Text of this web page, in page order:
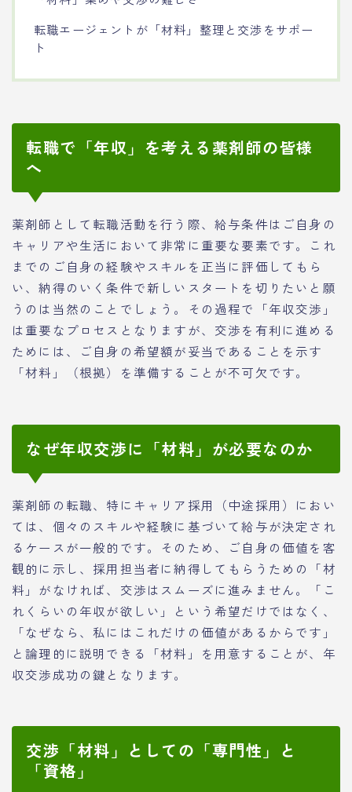
転職エージェントが「材料」整理と交渉をサポー
ト
転職で「年収」を考える薬剤師の皆様
へ
薬剤師として転職活動を行う際、給与条件はご自身の
キャリアや生活において非常に重要な要素です。これ
までのご自身の経験やスキルを正当に評価してもら
い、納得のいく条件で新しいスタートを切りたいと願
うのは当然のことでしょう。その過程で「年収交渉」
は重要なプロセスとなりますが、交渉を有利に進める
ためには、ご自身の希望額が妥当であることを示す
「材料」（根拠）を準備することが不可欠です。
なぜ年収交渉に「材料」が必要なのか
薬剤師の転職、特にキャリア採用（中途採用）におい
ては、個々のスキルや経験に基づいて給与が決定され
るケースが一般的です。そのため、ご自身の価値を客
観的に示し、採用担当者に納得してもらうための「材
料」がなければ、交渉はスムーズに進みません。「こ
れくらいの年収が欲しい」という希望だけではなく、
「なぜなら、私にはこれだけの価値があるからです」
と論理的に説明できる「材料」を用意することが、年
収交渉成功の鍵となります。
交渉「材料」としての「専門性」と
「資格」